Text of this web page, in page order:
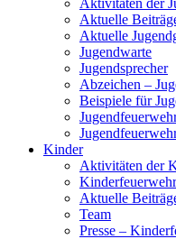
Aktivitäten der
Aktuelle
Aktuelle
Jugendwarte
Jugendsprecher
Abzeichen –
Beispiele für
Kinder
Aktivitäten der
Aktuelle
Team
Presse –